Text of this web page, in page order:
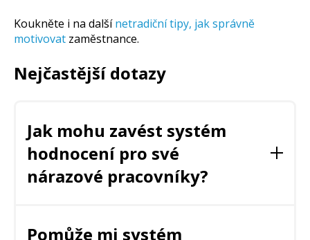
Koukněte i na další netradiční tipy, jak správně
motivovat zaměstnance.
Nejčastější dotazy
Jak mohu zavést systém
hodnocení pro své
nárazové pracovníky?
jako je OnSinch, který nabízí komplexní systém
Pomůže mi systém